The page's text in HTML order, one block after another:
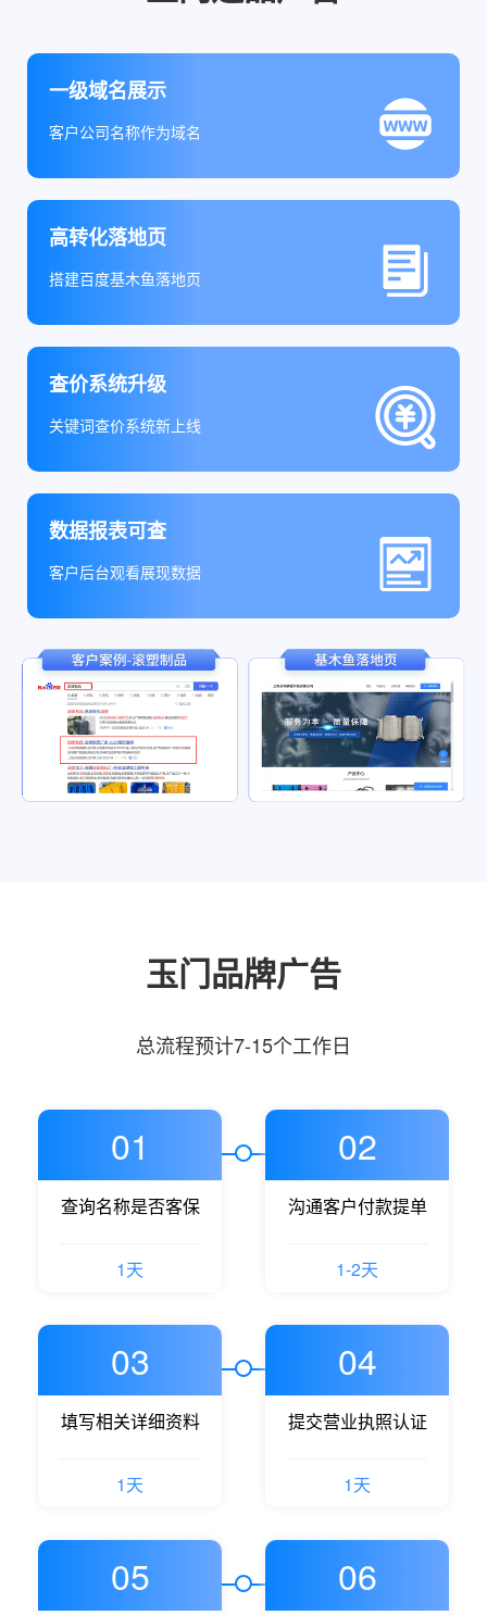
一级域名展示
客户公司名称作为域名
高转化落地页
搭建百度基木鱼落地页
查价系统升级
关键词查价系统新上线
数据报表可查
客户后台观看展现数据
玉门品牌广告
总流程预计7-15个工作日
01
查询名称是否客保
1天
02
沟通客户付款提单
1-2天
03
填写相关详细资料
1天
04
提交营业执照认证
1天
05 06